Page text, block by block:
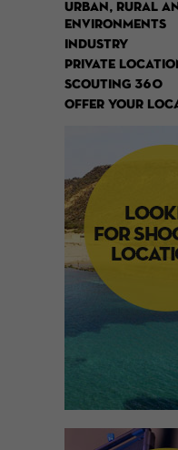
URBAN, RURAL
ENVIRONMENTS
INDUSTRY
PRIVATE
SCOUTING 360
OFFER YOUR